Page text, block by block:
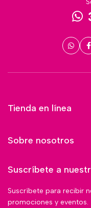
Tienda en línea
Sobre nosotros
Suscríbete a
Suscríbete para recibir
promociones y eventos.